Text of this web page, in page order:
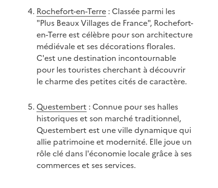
Rochefort-en-Terre: Classée parmi les
"Plus Beaux Villages de France", Rochefort-
en-Terre est célèbre pour son architecture
médiévale et ses décorations florales.
C'est une destination incontournable
pour les touristes cherchant à découvrir
le charme des petites cités de caractère.
Questembert : Connue pour ses halles
historiques et son marché traditionnel,
Questembert est une ville dynamique qui
allie patrimoine et modernité. Elle joue un
rôle clé dans l'économie locale grâce à ses
commerces et ses services.